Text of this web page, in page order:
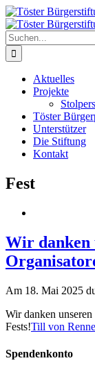
Zum
Inhalt
springen
Suche
nach:
Aktuelles
Projekte
Töster
Unterstützer
Die Stiftung
Kontakt
Fest
Wir danken
Am 18. Mai 2025
Wir danken
Fests!Till von
Spendenkonto